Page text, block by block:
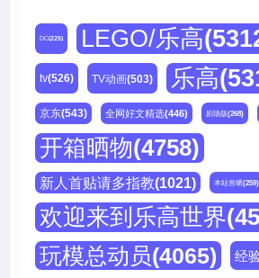
DC(225) LEGO/乐高
tv(526) TV动画(503) 乐高
京东(543) 全网好文精选(446) 剧场版(268)
开箱晒物(4758)
新人首贴请多指教(1021) 本站首晒(259)
欢迎来到乐高世界
玩模总动员(4065) 经